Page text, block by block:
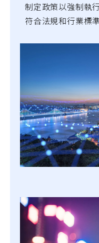
制定政策以強制執
符合法規和行業標